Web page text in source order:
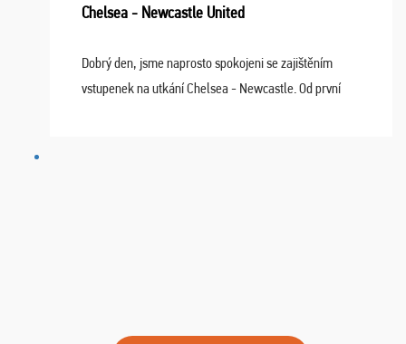
Chelsea - Newcastle United
Dobrý den, jsme naprosto spokojeni se zajištěním
vstupenek na utkání Chelsea - Newcastle. Od první